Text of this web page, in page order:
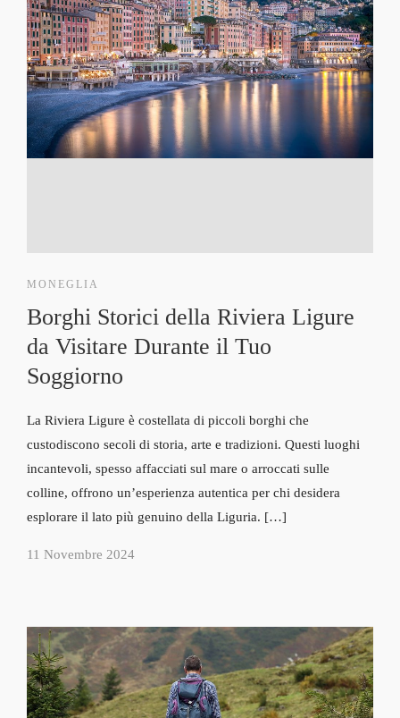
MONEGLIA
Borghi Storici della Riviera Ligure
da Visitare Durante il Tuo
Soggiorno
La Riviera Ligure è costellata di piccoli borghi che
custodiscono secoli di storia, arte e tradizioni. Questi luoghi
incantevoli, spesso affacciati sul mare o arroccati sulle
colline, offrono un’esperienza autentica per chi desidera
esplorare il lato più genuino della Liguria. […]
11 Novembre 2024